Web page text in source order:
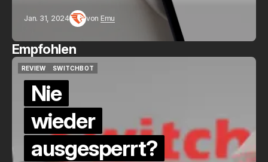
Jan. 31, 2024 von Emu
Empfohlen
QUICKCHECK
Die Alexa-